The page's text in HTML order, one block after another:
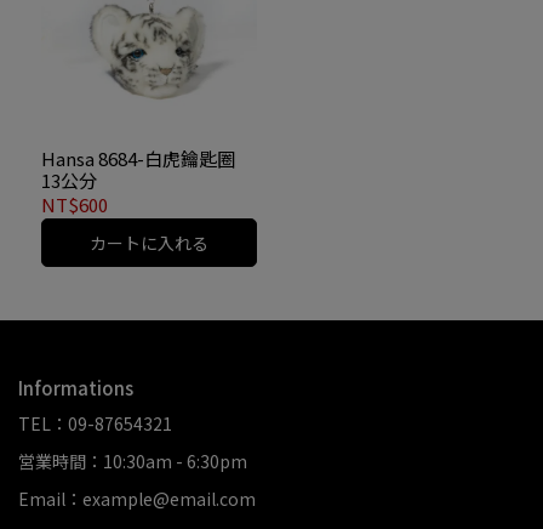
Hansa 8684-白虎鑰匙圈
13公分
NT$600
カートに入れる
Informations
TEL：09-87654321
営業時間：10:30am - 6:30pm
Email：example@email.com